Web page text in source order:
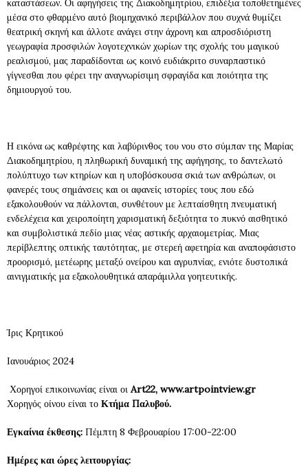
μέσα στο φθαρμένο αυτό βιομηχανικό περιβάλλον που συχνά θυμίζει
θεατρική σκηνή και άλλοτε ανάγει στην άχρονη και απροσδιόριστη
γεωγραφία προσφιλών λογοτεχνικών χωρίων της σχολής του μαγικού
ρεαλισμού, μας παραδίδονται ως κοινό ευδιάκριτο συναρπαστικό
γίγνεσθαι που φέρει την αναγνωρίσιμη σφραγίδα και ποιότητα της
δημιουργού του.
Η εικόνα ως καθρέφτης και λαβύρινθος του νου στο σύμπαν της Μαρίας
Διακοδημητρίου, η πληθωρική δυναμική της αφήγησης, το δαντελωτό
πολύπτυχο των κτηρίων και η υποβόσκουσα σκιά των ανθρώπων, οι
φανερές τους σημάνσεις και οι αφανείς ιστορίες τους που εδώ
εξακολουθούν να πάλλονται, συνθέτουν με λεπταίσθητη πνευματική
ενδελέχεια και χειροποίητη χαρισματική δεξιότητα το πυκνό αισθητικό
και συμβολιστικά πεδίο μιας νέας αστικής αρχαιομετρίας. Μιας
περίβλεπτης οπτικής ταυτότητας, με στερεή αφετηρία και αναποφάσιστο
προορισμό, μετέωρης μεταξύ ονείρου και αγρυπνίας, ενιότε δυστοπικά
αινιγματικής μα εξακολουθητικά απαράμιλλα γοητευτικής.
Ίρις Κρητικού
Ιανουάριος 2024
Χορηγοί επικοινωνίας είναι οι Art22, www.artpointview.gr
Χορηγός οίνου είναι το Κτήμα Παλυβού.
Εγκαίνια έκθεσης: Πέμπτη 8 Φεβρουαρίου 17:00-22:00
Ημέρες και ώρες λειτουργίας: